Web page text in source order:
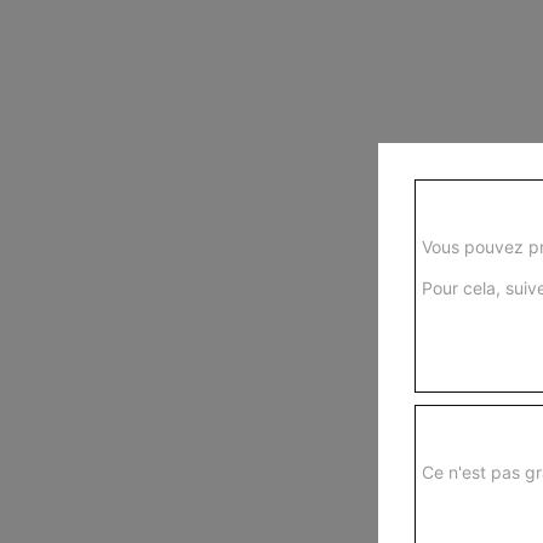
Vous pouvez
Pour cela,
Ce n'est pas